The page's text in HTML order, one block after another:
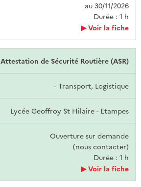
au 30/11/2026
Durée : 1 h
Voir la fiche
Attestation de Sécurité Routière (ASR)
- Transport, Logistique
Lycée Geoffroy St Hilaire - Etampes
Ouverture sur demande
(nous contacter)
Durée : 1 h
Voir la fiche